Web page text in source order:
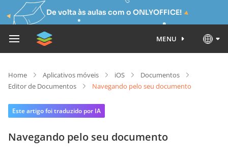
De volta às aulas com o ONLYOFFICE!
MENU
Home Aplicativos móveis iOS
Documentos
Editor de Documentos
Navegando pelo seu documento
Este artigo foi traduzido por IA
Navegando pelo seu documento